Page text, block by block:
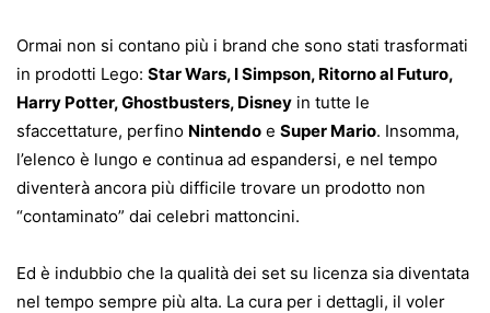
Ormai non si contano più i brand che sono stati trasformati
in prodotti Lego: Star Wars, I Simpson, Ritorno al Futuro,
Harry Potter, Ghostbusters, Disney in tutte le
sfaccettature, perfino Nintendo e Super Mario. Insomma,
l’elenco è lungo e continua ad espandersi, e nel tempo
diventerà ancora più difficile trovare un prodotto non
“contaminato” dai celebri mattoncini.
Ed è indubbio che la qualità dei set su licenza sia diventata
nel tempo sempre più alta. La cura per i dettagli, il voler